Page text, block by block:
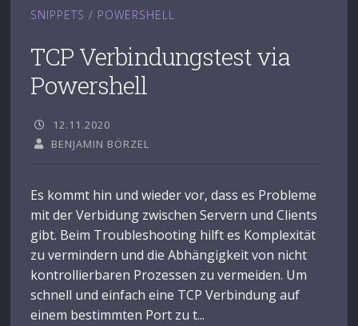
SNIPPETS / POWERSHELL
TCP Verbindungstest via
Powershell
12.11.2020
BENJAMIN BÖRZEL
Es kommt hin und wieder vor, dass es Probleme
mit der Verbidung zwischen Servern und Clients
gibt. Beim Troubleshooting hilft es Komplexität
zu vermindern und die Abhängigkeit von nicht
kontrollierbaren Prozessen zu vermeiden. Um
schnell und einfach eine TCP Verbindung auf
einem bestimmten Port zu t...